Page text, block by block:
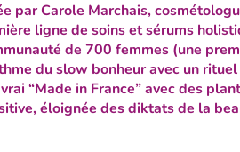
par Carole Marchais,
ligne de soins et sérums
de 700 femmes (une
du slow bonheur avec un
“Made in France” avec des
éloignée des diktats de la